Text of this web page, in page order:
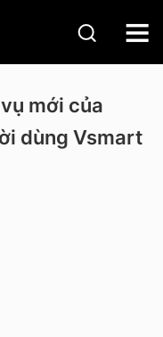
mới của
dùng Vsmart